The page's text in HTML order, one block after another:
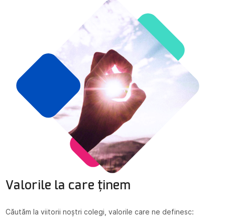
Valorile la care ținem
Căutăm la viitorii noștri colegi, valorile care ne definesc: